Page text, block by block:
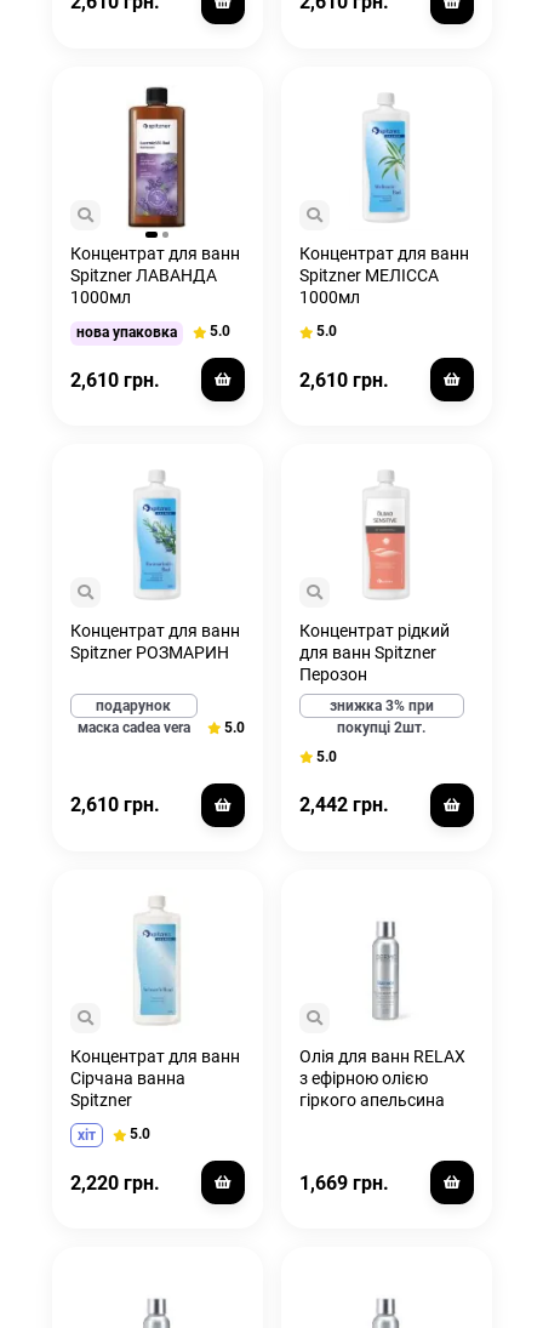
Концентрат для ванн
Spitzner ЛАВАНДА
1000мл
нова упаковка 5.0
2,610 грн.
Концентрат для ванн
Spitzner МЕЛІССА
1000мл
5.0
2,610 грн.
Концентрат для ванн
Spitzner РОЗМАРИН
подарунок
маска cadea vera
5.0
2,610 грн.
Концентрат рідкий
для ванн Spitzner
Перозон
дерматологічна
ванна 1000мл
знижка 3% при
покупці 2шт.
5.0
2,442 грн.
Концентрат для ванн
Сірчана ванна
Spitzner
хіт 5.0
2,220 грн.
Олія для ванн RELAX
з ефірною олією
гіркого апельсина
1,669 грн.